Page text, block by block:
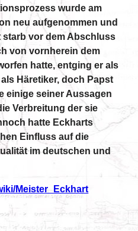
wurde am
neu aufgenommen und
vor dem Abschluss
von vornherein dem
hatte, entging er als
Häretiker, doch Papst
einige seiner Aussagen
Verbreitung der sie
hatte Eckharts
Einfluss auf die
im deutschen und
Meister_Eckhart